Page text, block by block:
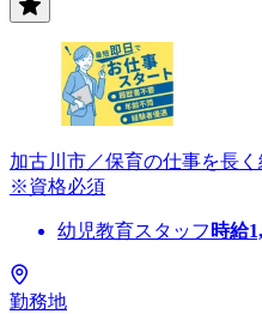
加古川市／保育の仕事を長
※資格必須
幼児教育スタッフ 時給
勤務地